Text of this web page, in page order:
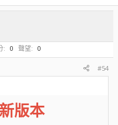
0 聲望 0
#54
版本